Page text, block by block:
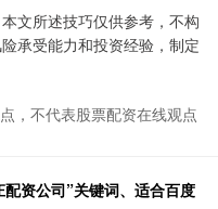
文所述技巧仅供参考，不构
承受能力和投资经验，制定
，不代表股票配资在线观点
资公司”关键词、适合百度